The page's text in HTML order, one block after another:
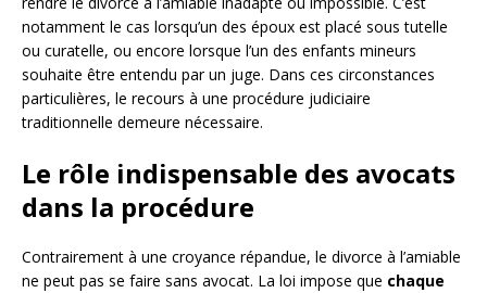
notamment le cas lorsqu’un des époux est placé sous tutelle
ou curatelle, ou encore lorsque l’un des enfants mineurs
souhaite être entendu par un juge. Dans ces circonstances
particulières, le recours à une procédure judiciaire
traditionnelle demeure nécessaire.
Le rôle indispensable des avocats
dans la procédure
Contrairement à une croyance répandue, le divorce à l’amiable
ne peut pas se faire sans avocat. La loi impose que chaque